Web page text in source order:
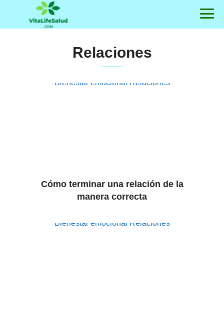
Relaciones
Bienestar emocional Relaciones
Cómo terminar una relación de la
manera correcta
Bienestar emocional Relaciones